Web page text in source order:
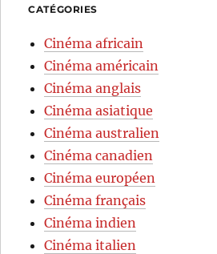
CATÉGORIES
Cinéma africain
Cinéma américain
Cinéma anglais
Cinéma asiatique
Cinéma australien
Cinéma canadien
Cinéma européen
Cinéma français
Cinéma indien
Cinéma italien